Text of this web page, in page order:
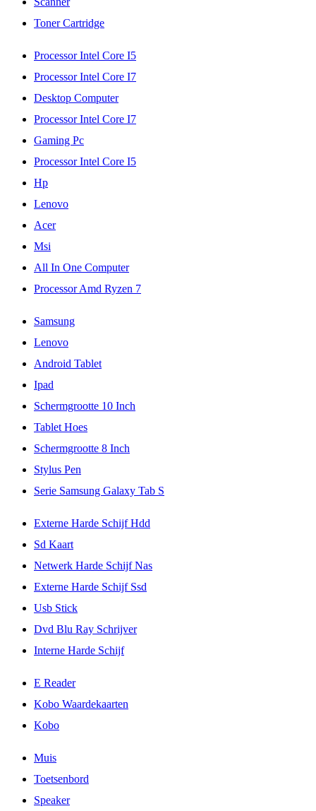
Toner Cartridge
Processor Intel Core I5
Processor Intel Core I7
Desktop Computer
Processor Intel Core I7
Gaming Pc
Processor Intel Core I5
Hp
Lenovo
Acer
Msi
All In One Computer
Processor Amd Ryzen 7
Samsung
Lenovo
Android Tablet
Ipad
Schermgrootte 10 Inch
Tablet Hoes
Schermgrootte 8 Inch
Stylus Pen
Serie Samsung Galaxy Tab S
Externe Harde Schijf Hdd
Sd Kaart
Netwerk Harde Schijf Nas
Externe Harde Schijf Ssd
Usb Stick
Dvd Blu Ray Schrijver
Interne Harde Schijf
E Reader
Kobo Waardekaarten
Kobo
Muis
Toetsenbord
Speaker